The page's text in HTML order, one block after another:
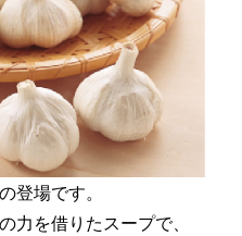
登場です。
力を借りたスープで、